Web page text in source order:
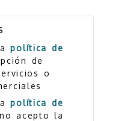
política de
de
o
política de
acepto la